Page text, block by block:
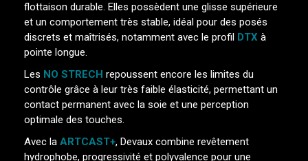
flottaison durable. Elles possèdent une glisse supérieure
et un comportement très stable, idéal pour des posés
discrets et maîtrisés, notamment avec le profil DTX à
pointe longue.
Les NO STRECH repoussent encore les limites du
contrôle grâce à leur très faible élasticité, permettant un
contact permanent avec la soie et une perception
optimale des touches.
Avec la ARTCAST+, Devaux combine revêtement
hydrophobe, progressivité et polyvalence pour une